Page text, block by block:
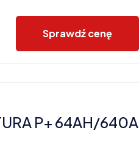
Sprawdź cenę
P+ 64AH/640A